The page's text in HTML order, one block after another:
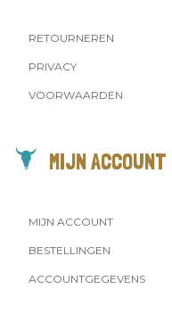
RETOURNEREN
PRIVACY
VOORWAARDEN
MIJN ACCOUNT
MIJN ACCOUNT
BESTELLINGEN
ACCOUNTGEGEVENS